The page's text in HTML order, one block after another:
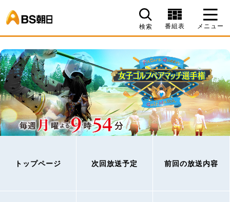
検索 番組表 メニュー
トップページ 次回放送予定 前回の放送内容